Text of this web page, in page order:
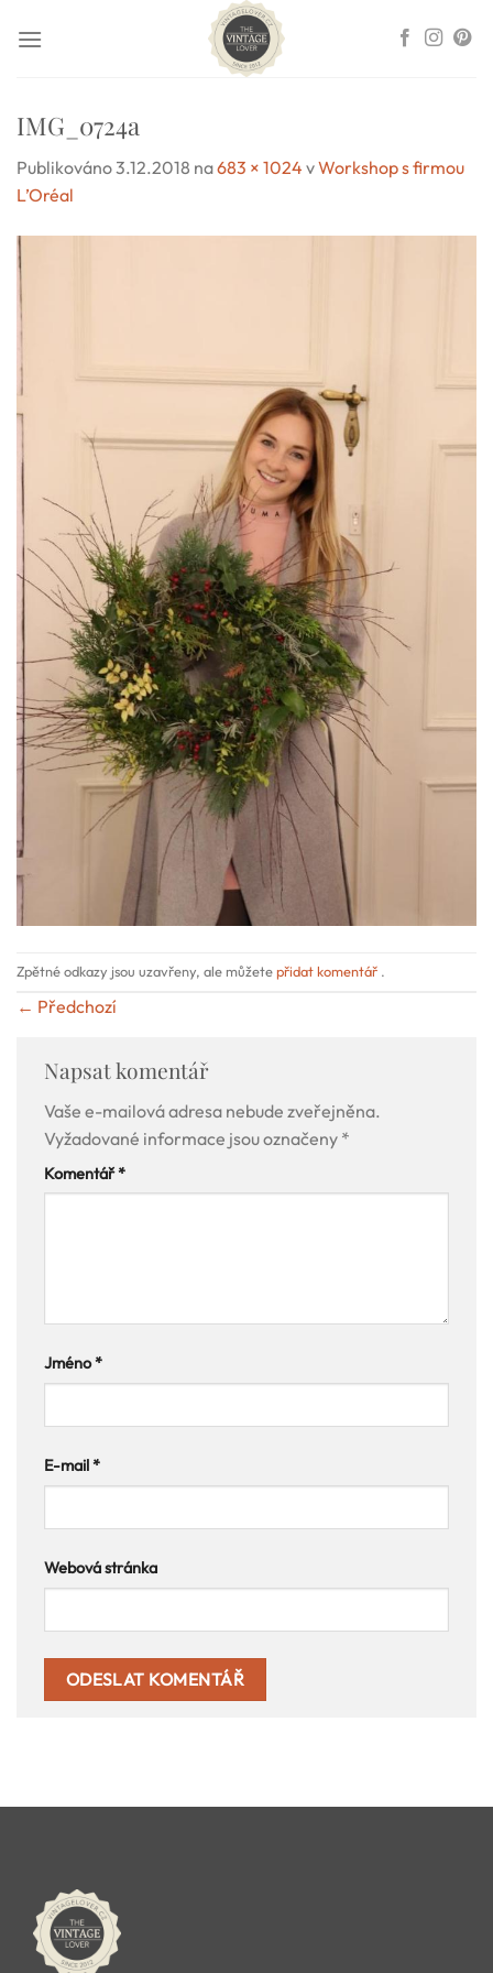
IMG_0724a
Publikováno3.12.2018 na683 × 1024 vWorkshop s firmou
L’Oréal
Zpětné odkazy jsou uzavřeny, ale můžetepřidat komentář .
← Předchozí
Napsat komentář
Vaše e-mailová adresa nebude zveřejněna.
Vyžadované informace jsou označeny *
Komentář*
Jméno*
E-mail*
Webová stránka